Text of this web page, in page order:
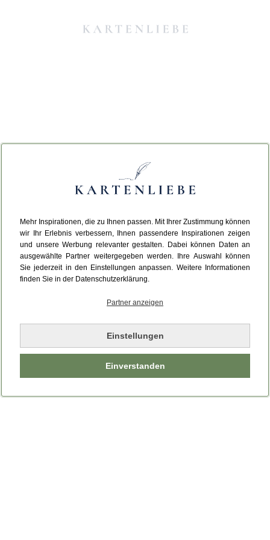
Mehr Inspirationen, die zu Ihnen passen. Mit Ihrer Zustimmung können
wir Ihr Erlebnis verbessern, Ihnen passendere Inspirationen zeigen
und unsere Werbung relevanter gestalten. Dabei können Daten an
ausgewählte Partner weitergegeben werden. Ihre Auswahl können
Sie jederzeit in den Einstellungen anpassen. Weitere Informationen
finden Sie in der Datenschutzerklärung.
Partner anzeigen
Einstellungen
Einverstanden
Da ist etwas schiefgelaufen.
Leider ist ein technischer Fehler aufgetreten.
Bitte laden Sie die Seite neu.